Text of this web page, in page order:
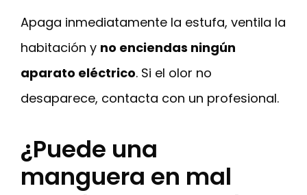
Apaga inmediatamente la estufa, ventila la
habitación y no enciendas ningún
aparato eléctrico. Si el olor no
desaparece, contacta con un profesional.
¿Puede una
manguera en mal